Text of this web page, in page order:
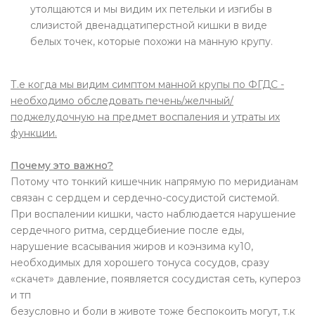
утолщаются и мы видим их петельки и изгибы в
слизистой двенадцатиперстной кишки в виде
белых точек, которые похожи на манную крупу.
Т.е когда мы видим симптом манной крупы по ФГДС -
необходимо обследовать печень/желчный/
поджелудочную на предмет воспаления и утраты их
функции.
Почему это важно?
Потому что тонкий кишечник напрямую по меридианам
связан с сердцем и сердечно-сосудистой системой.
При воспалении кишки, часто наблюдается нарушение
сердечного ритма, сердцебиение после еды,
нарушение всасывания жиров и коэнзима ку10,
необходимых для хорошего тонуса сосудов, сразу
«скачет» давление, появляется сосудистая сеть, купероз
и тп
безусловно и боли в животе тоже беспокоить могут, т.к